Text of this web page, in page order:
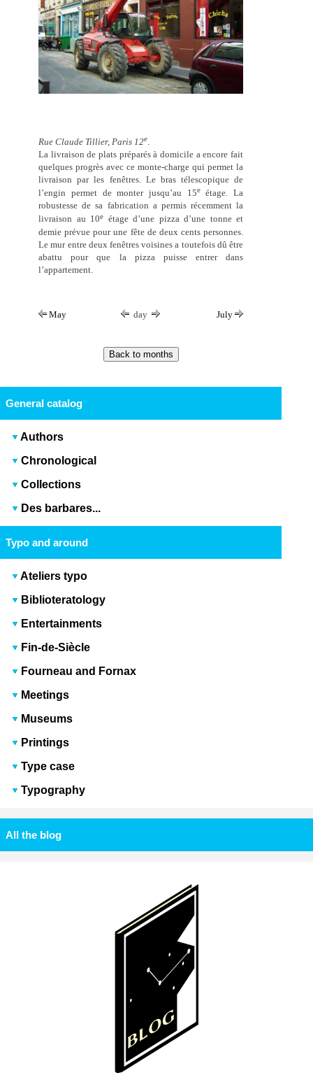
Rue Claude Tillier, Paris 12e.
La livraison de plats préparés à domicile a encore fait
quelques progrès avec ce monte-charge qui permet la
livraison par les fenêtres. Le bras télescopique de
l’engin permet de monter jusqu’au 15eétage. La
robustesse de sa fabrication a permis récemment la
livraison au 10e étage d’une pizza d’une tonne et
demie prévue pour une fête de deux cents personnes.
Le mur entre deux fenêtres voisines a toutefois dû être
abattu pour que la pizza puisse entrer dans
l’appartement.
May day July
General catalog
Authors
Chronological
Collections
Des barbares...
Typo and around
Ateliers typo
Biblioteratology
Entertainments
Fin-de-Siècle
Fourneau and Fornax
Meetings
Museums
Printings
Type case
Typography
All the blog